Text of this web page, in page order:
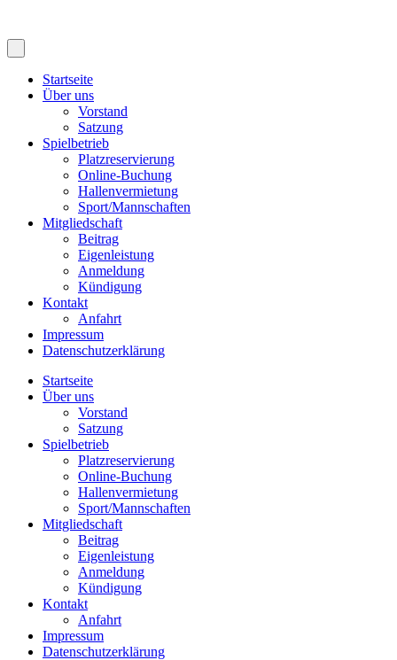
Startseite
Über uns
Vorstand
Satzung
Spielbetrieb
Platzreservierung
Online-Buchung
Hallenvermietung
Sport/Mannschaften
Mitgliedschaft
Beitrag
Eigenleistung
Anmeldung
Kündigung
Kontakt
Anfahrt
Impressum
Datenschutzerklärung
Startseite
Über uns
Vorstand
Satzung
Spielbetrieb
Platzreservierung
Online-Buchung
Hallenvermietung
Sport/Mannschaften
Mitgliedschaft
Beitrag
Eigenleistung
Anmeldung
Kündigung
Kontakt
Anfahrt
Impressum
Datenschutzerklärung